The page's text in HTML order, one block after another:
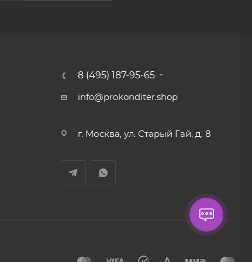
8 (495) 187-95-65
info@prokonditer.shop
г. Москва, ул. Старый Гай, д. 8